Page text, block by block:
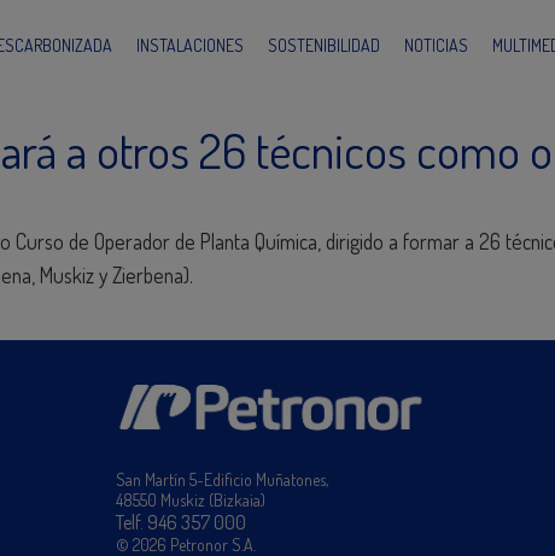
INSTALACIONES SOSTENIBILIDAD NOTICIAS
a otros 26 técnicos como
de Operador de Planta Química, dirigido a formar a 26
Muskiz y Zierbena).
San Martín 5-Edificio Muñatones,
48550 Muskiz (Bizkaia)
Telf. 946 357 000
© 2026 Petronor S.A.